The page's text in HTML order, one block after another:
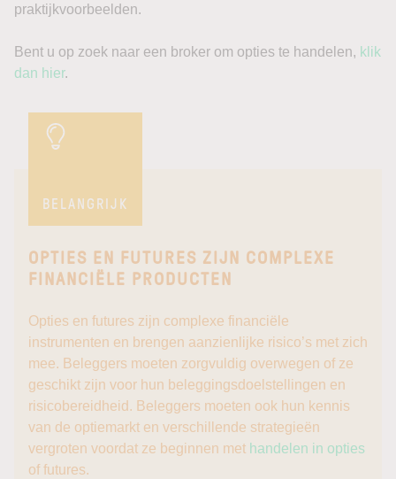
praktijkvoorbeelden.
Bent u op zoek naar een broker om opties te handelen, klik
dan hier.
BELANGRIJK
OPTIES EN FUTURES ZIJN COMPLEXE
FINANCIËLE PRODUCTEN
Opties en futures zijn complexe financiële
instrumenten en brengen aanzienlijke risico’s met zich
mee. Beleggers moeten zorgvuldig overwegen of ze
geschikt zijn voor hun beleggingsdoelstellingen en
risicobereidheid. Beleggers moeten ook hun kennis
van de optiemarkt en verschillende strategieën
vergroten voordat ze beginnen met handelen in opties
of futures.